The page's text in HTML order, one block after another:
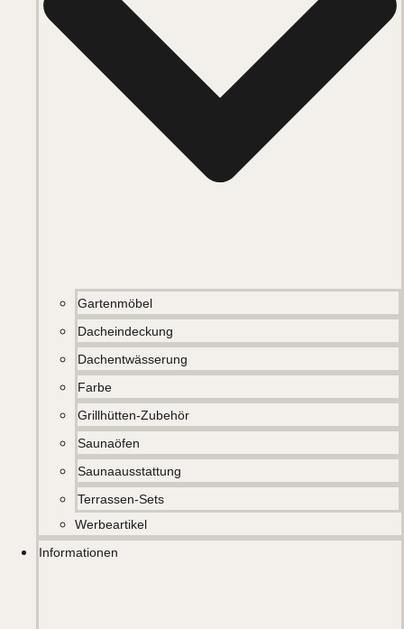
Gartenmöbel
Dacheindeckung
Dachentwässerung
Farbe
Grillhütten-Zubehör
Saunaöfen
Saunaausstattung
Terrassen-Sets
Werbeartikel
Informationen